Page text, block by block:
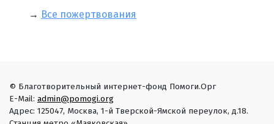
→ Все пожертвования
© Благотворительный интернет-фонд Помоги.Орг
E-Mail: admin@pomogi.org
Адрес: 125047, Москва, 1-й Тверской-Ямской переулок, д.18.